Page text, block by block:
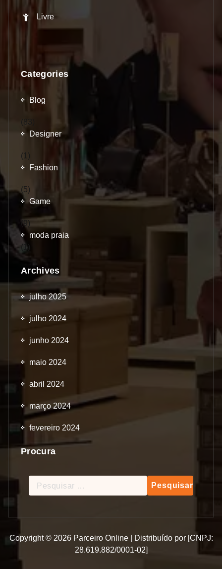
Livre
Categories
Blog
(83)
Designer
(1)
Fashion
(5)
Game
(9)
moda praia
(1)
Archives
julho 2025
julho 2024
junho 2024
maio 2024
abril 2024
março 2024
fevereiro 2024
Procura
Pesquisar
por:
Copyright © 2026 Parceiro Online | Distribuído por [CNPJ:
28.619.882/0001-02]